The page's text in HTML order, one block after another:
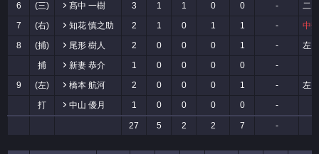
6
(三) 髙中 一樹 3 1 1 0 0 -
二
7
(右) 知花 慎之助 2 1 0 1 1 -
中
8
(捕) 尾形 樹人 2 0 0 0 1 -
左
捕
新妻 恭介 1 0 0 0 0 -
9
(左) 橋本 航河 2 0 0 0 1 -
左
打
中山 優月 1 0 0 0 0 -
27 5 2 2 7 -